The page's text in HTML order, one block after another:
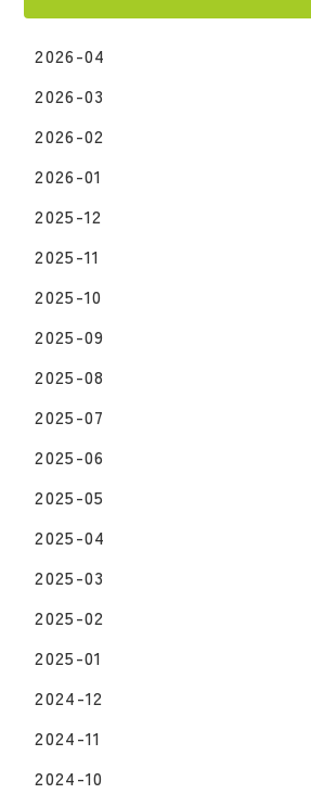
2026-04
2026-03
2026-02
2026-01
2025-12
2025-11
2025-10
2025-09
2025-08
2025-07
2025-06
2025-05
2025-04
2025-03
2025-02
2025-01
2024-12
2024-11
2024-10